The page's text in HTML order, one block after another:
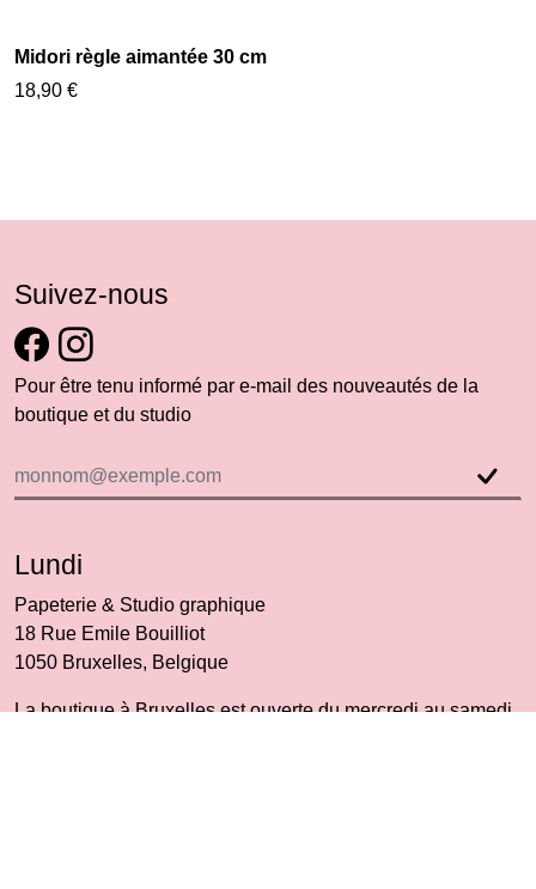
Midori règle aimantée 30 cm
18,90 €
Suivez-nous
Pour être tenu informé par e-mail des nouveautés de la
boutique et du studio
Lundi
Papeterie & Studio graphique
18 Rue Emile Bouilliot
1050 Bruxelles, Belgique
La boutique à Bruxelles est ouverte du mercredi au samedi,